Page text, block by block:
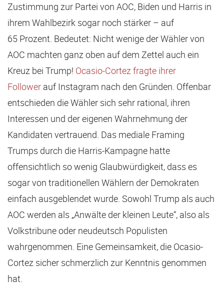
Zustimmung zur Partei von AOC, Biden und Harris in
ihrem Wahlbezirk sogar noch stärker – auf
65 Prozent. Bedeutet: Nicht wenige der Wähler von
AOC machten ganz oben auf dem Zettel auch ein
Kreuz bei Trump! Ocasio-Cortez fragte ihrer
Follower auf Instagram nach den Gründen. Offenbar
entschieden die Wähler sich sehr rational, ihren
Interessen und der eigenen Wahrnehmung der
Kandidaten vertrauend. Das mediale Framing
Trumps durch die Harris-Kampagne hatte
offensichtlich so wenig Glaubwürdigkeit, dass es
sogar von traditionellen Wählern der Demokraten
einfach ausgeblendet wurde. Sowohl Trump als auch
AOC werden als „Anwälte der kleinen Leute“, also als
Volkstribune oder neudeutsch Populisten
wahrgenommen. Eine Gemeinsamkeit, die Ocasio-
Cortez sicher schmerzlich zur Kenntnis genommen
hat.